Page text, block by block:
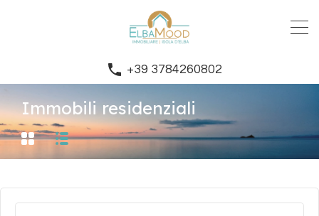
+39 3784260802
Immobili residenziali